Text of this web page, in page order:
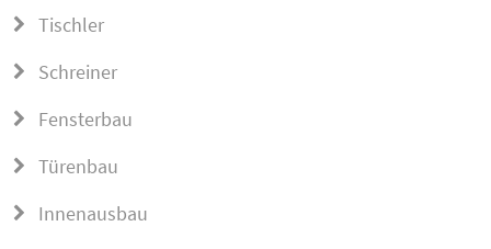
Tischler
Schreiner
Fensterbau
Türenbau
Innenausbau